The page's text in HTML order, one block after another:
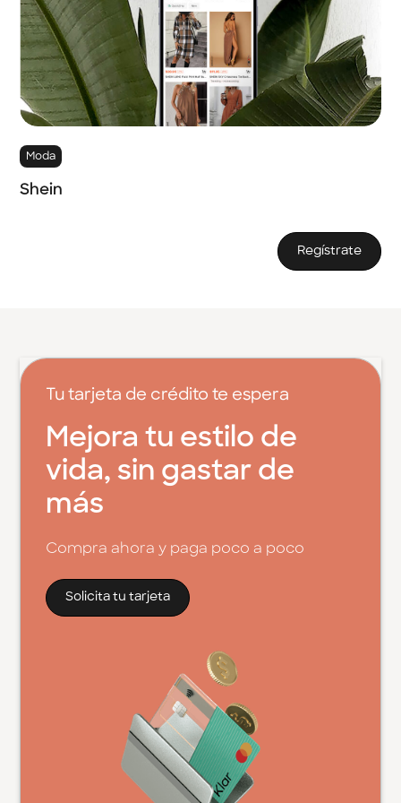
Moda
Shein
Regístrate
Tu tarjeta de crédito te espera
Mejora tu estilo de
vida, sin gastar de
más
Compra ahora y paga poco a poco
Solicita tu tarjeta